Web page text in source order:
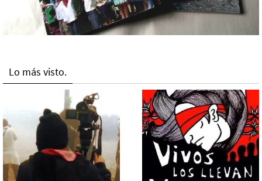
Lo más visto.